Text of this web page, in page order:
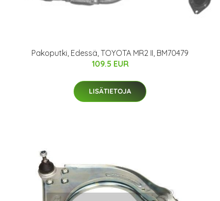
Pakoputki, Edessä, TOYOTA MR2 II, BM70479
109.5 EUR
LISÄTIETOJA